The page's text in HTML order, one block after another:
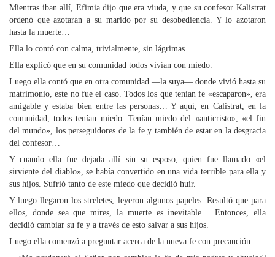
Mientras iban allí, Efimia dijo que era viuda, y que su confesor Kalistrat
ordenó que azotaran a su marido por su desobediencia. Y lo azotaron
hasta la muerte…
Ella lo contó con calma, trivialmente, sin lágrimas.
Ella explicó que en su comunidad todos vivían con miedo.
Luego ella contó que en otra comunidad —la suya— donde vivió hasta su
matrimonio, este no fue el caso. Todos los que tenían fe «escaparon», era
amigable y estaba bien entre las personas… Y aquí, en Calistrat, en la
comunidad, todos tenían miedo. Tenían miedo del «anticristo», «el fin
del mundo», los perseguidores de la fe y también de estar en la desgracia
del confesor…
Y cuando ella fue dejada allí sin su esposo, quien fue llamado «el
sirviente del diablo», se había convertido en una vida terrible para ella y
sus hijos. Sufrió tanto de este miedo que decidió huir.
Y luego llegaron los streletes, leyeron algunos papeles. Resultó que para
ellos, donde sea que mires, la muerte es inevitable… Entonces, ella
decidió cambiar su fe y a través de esto salvar a sus hijos.
Luego ella comenzó a preguntar acerca de la nueva fe con precaución: